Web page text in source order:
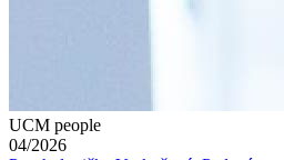
UCM people
04/2026